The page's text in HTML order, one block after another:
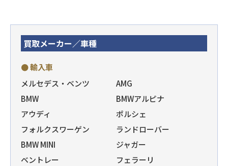
買取メーカー／車種
● 輸入車
メルセデス・ベンツ
AMG
BMW
BMWアルピナ
アウディ
ポルシェ
フォルクスワーゲン
ランドローバー
BMW MINI
ジャガー
ベントレー
フェラーリ